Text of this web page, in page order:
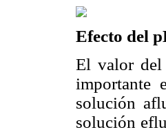
Efecto del
El valor del
importante
solución
solución